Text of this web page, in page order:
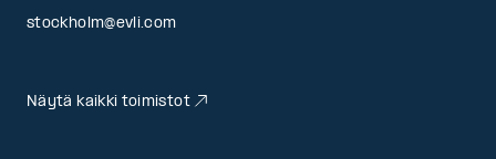
stockholm@evli.com
Näytä kaikki toimistot